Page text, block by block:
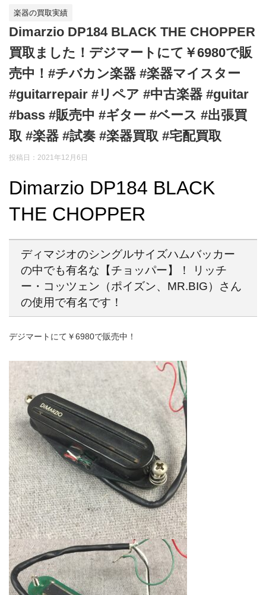
楽器の買取実績
Dimarzio DP184 BLACK THE CHOPPER
買取ました！デジマートにて￥6980で販
売中！#チバカン楽器 #楽器マイスター
#guitarrepair #リペア #中古楽器 #guitar
#bass #販売中 #ギター #ベース #出張買
取 #楽器 #試奏 #楽器買取 #宅配買取
投稿日： 2021年12月6日
Dimarzio DP184 BLACK
THE CHOPPER
ディマジオのシングルサイズハムバッカー
の中でも有名な【チョッパー】！ リッチ
ー・コッツェン（ポイズン、MR.BIG）さん
の使用で有名です！
デジマートにて￥6980で販売中！